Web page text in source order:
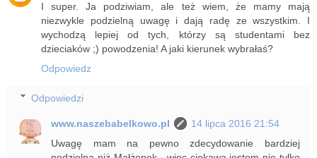
I super. Ja podziwiam, ale też wiem, że mamy mają
niezwykle podzielną uwagę i dają radę ze wszystkim. I
wychodzą lepiej od tych, którzy są studentami bez
dzieciaków ;) powodzenia! A jaki kierunek wybrałaś?
Odpowiedz
Odpowiedzi
www.naszebabelkowo.pl
14 lipca 2016 21:54
Uwagę mam na pewno zdecydowanie bardziej